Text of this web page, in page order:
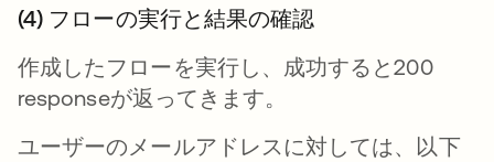
(4) フローの実行と結果の確認
作成したフローを実行し、成功すると200
responseが返ってきます。
ユーザーのメールアドレスに対しては、以下